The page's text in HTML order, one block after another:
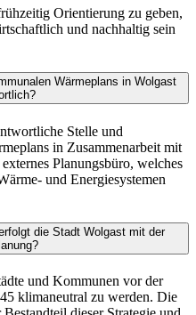
Orientierung zu geben,
und nachhaltig sein
Wärmeplans in Wolgast
Stelle und
in Zusammenarbeit mit
Planungsbüro, welches
und Energiesystemen
die Stadt Wolgast mit der
und Kommunen vor der
klimaneutral zu werden. Die